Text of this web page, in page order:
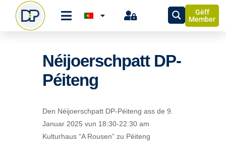
Gëff
Member
Néijoerschpatt DP-
Péiteng
Den Néijoerschpatt DP-Péiteng ass de 9.
Januar 2025 vun 18:30-22:30 am
Kulturhaus “A Rousen” zu Péiteng